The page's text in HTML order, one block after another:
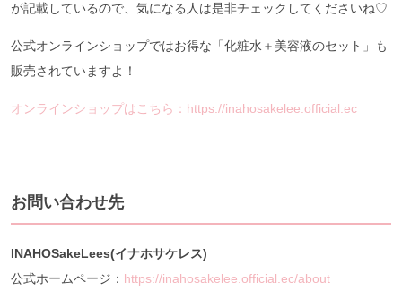
が記載しているので、気になる人は是非チェックしてくださいね♡
公式オンラインショップではお得な「化粧水＋美容液のセット」も
販売されていますよ！
オンラインショップはこちら：https://inahosakelee.official.ec
お問い合わせ先
INAHOSakeLees(イナホサケレス)
公式ホームページ： https://inahosakelee.official.ec/about